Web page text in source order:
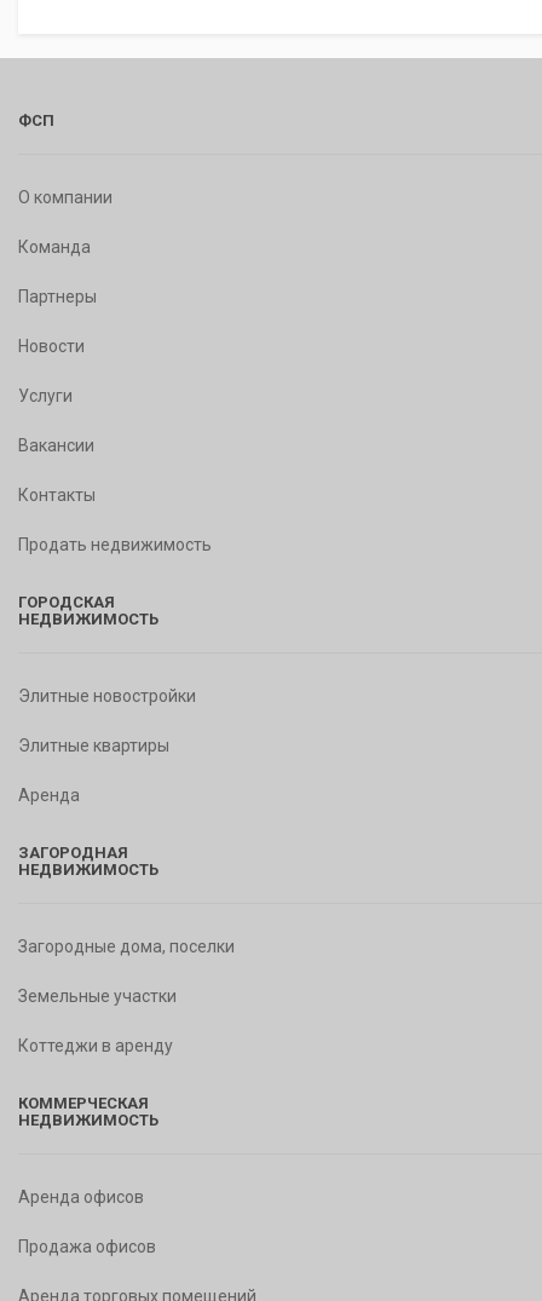
ФСП
О компании
Команда
Партнеры
Новости
Услуги
Вакансии
Контакты
Продать недвижимость
ГОРОДСКАЯ
НЕДВИЖИМОСТЬ
Элитные новостройки
Элитные квартиры
Аренда
ЗАГОРОДНАЯ
НЕДВИЖИМОСТЬ
Загородные дома, поселки
Земельные участки
Коттеджи в аренду
КОММЕРЧЕСКАЯ
НЕДВИЖИМОСТЬ
Аренда офисов
Продажа офисов
Аренда торговых помещений